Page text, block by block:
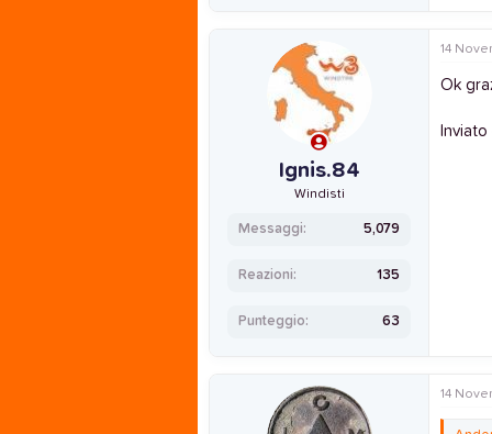
Ignis.84
Windisti
Messaggi 5,079
Reazioni 135
Punteggio 63
14
Ok
Inviato
14